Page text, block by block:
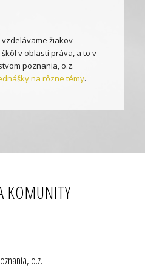
žiakov
v oblasti práva, a to v
poznania, o.z.
na rôzne témy.
KOMUNITY
o.z.